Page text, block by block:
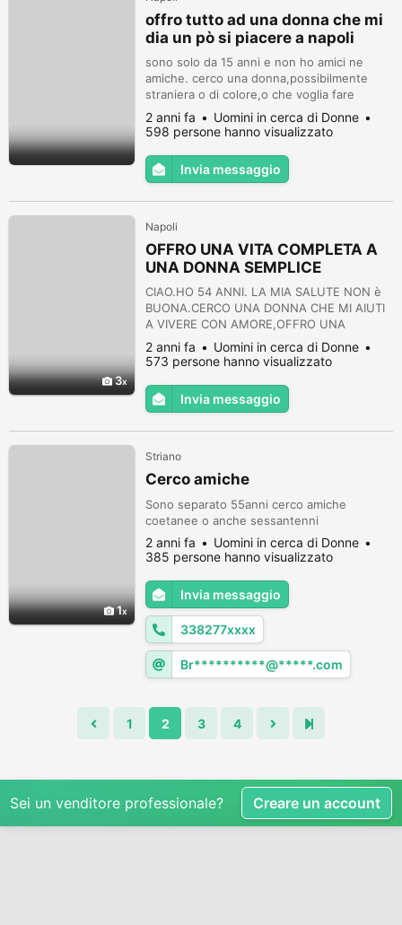
offro tutto ad una donna che mi
dia un pò si piacere a napoli
sono solo da 15 anni e non ho amici ne
amiche. cerco una donna,possibilmente
straniera o di colore,o che voglia fare
l'amante una volta a settimana,per tapporti
intimi non protetti.sono ina persona
pulita..quasi vergine,dolce,affettuosa molto
generosa. cerco una persona giovane e
carina .sperando che questo rapporto si
2 anni fa
Uomini in cerca di Donne
598 persone hanno visualizzato
Invia messaggio
3
Napoli
OFFRO UNA VITA COMPLETA A
UNA DONNA SEMPLICE
CIAO.HO 54 ANNI. LA MIA SALUTE NON è
BUONA.CERCO UNA DONNA CHE MI AIUTI
A VIVERE CON AMORE,OFFRO UNA
CASA,UN FUTUTO SICURO,UN AMORE
ETERNOE UN PICCOLO COMPENSO
MENSILE.ANCHE DI COLORE,STRANIERA .I
AM A GOOD MAAN LOOKING FOR A NICE
WOMAN /GIRL THAT WILL TAKE CARE OF
2 anni fa
Uomini in cerca di Donne
573 persone hanno visualizzato
Invia messaggio
1
Striano
Cerco amiche
Sono separato 55anni cerco amiche
coetanee o anche sessantenni
2 anni fa
Uomini in cerca di Donne
385 persone hanno visualizzato
Invia messaggio
338277xxxx
Br**********@*****.com
1 2 3 4
Sei un venditore professionale? Creare un account